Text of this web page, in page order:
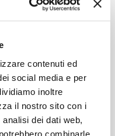
contenuti ed
social media e per
inoltre
il nostro sito con i
dei dati web,
combinarle
05:21
05:22